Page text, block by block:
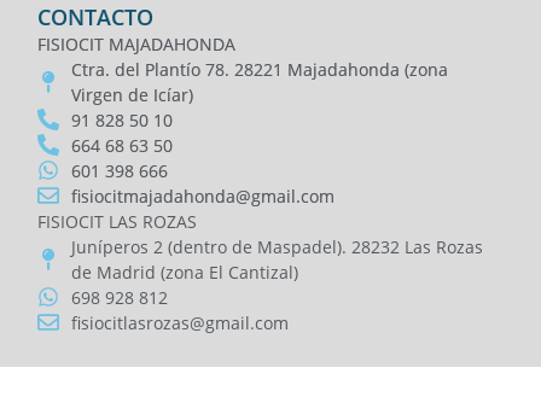
CONTACTO
FISIOCIT MAJADAHONDA
Ctra. del Plantío 78. 28221 Majadahonda (zona
Virgen de Icíar)
91 828 50 10
664 68 63 50
601 398 666
fisiocitmajadahonda@gmail.com
FISIOCIT LAS ROZAS
Juníperos 2 (dentro de Maspadel). 28232 Las Rozas
de Madrid (zona El Cantizal)
698 928 812
fisiocitlasrozas@gmail.com